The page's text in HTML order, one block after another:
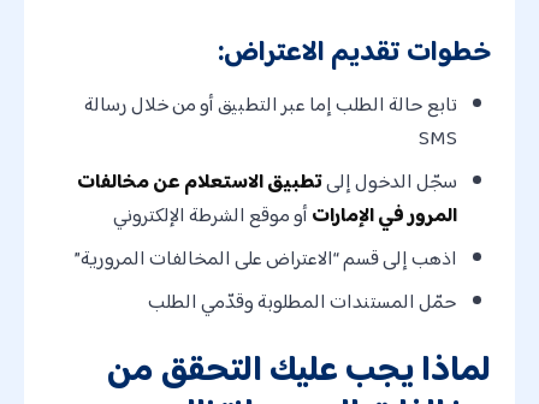
خطوات تقديم الاعتراض:
تابع حالة الطلب إما عبر التطبيق أو من خلال رسالة
SMS
سجّل الدخول إلىتطبيق الاستعلام عن مخالفات
المرور في الإماراتأو موقع الشرطة الإلكتروني
اذهب إلى قسم “الاعتراض على المخالفات المرورية”
حمّل المستندات المطلوبة وقدّمي الطلب
لماذا يجب عليك التحقق من